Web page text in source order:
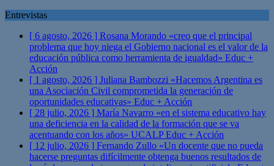
Entrevistas
[ 6 agosto, 2026 ] Rosana Morando «creo que el principal
problema que hoy niega el Gobierno nacional es el valor de la
educación pública como herramienta de igualdad» Educ +
Acción
[ 1 agosto, 2026 ] Juliana Bambozzi «Hacemos Argentina es
una Asociación Civil comprometida la generación de
oportunidades educativas» Educ + Acción
[ 28 julio, 2026 ] María Navarro «en el sistema educativo hay
una deficiencia en la calidad de la formación que se va
acentuando con los años» UCALPEduc + Acción
[ 12 julio, 2026 ] Fernando Zullo «Un docente que no pueda
hacerse preguntas difícilmente obtenga buenos resultados de